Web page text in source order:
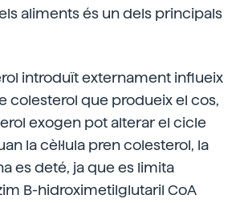
aliments és un dels principals
introduït externament influeix
colesterol que produeix el cos,
exogen pot alterar el cicle
la cèl·lula pren colesterol, la
es deté, ja que es limita
B-hidroximetilglutaril CoA